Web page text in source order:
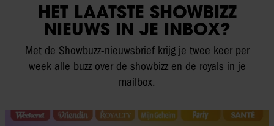
HET LAATSTE SHOWBIZZ
NIEUWS IN JE INBOX?
Met de Showbuzz-nieuwsbrief krijg je twee keer per
week alle buzz over de showbizz en de royals in je
mailbox.